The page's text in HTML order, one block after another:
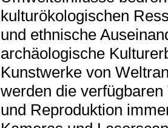
kulturökologischen
und ethnische
archäologische
Kunstwerke von
werden die
und Reproduktion